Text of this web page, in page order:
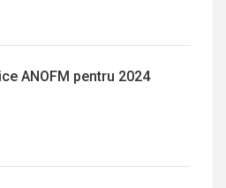
ANOFM pentru 2024